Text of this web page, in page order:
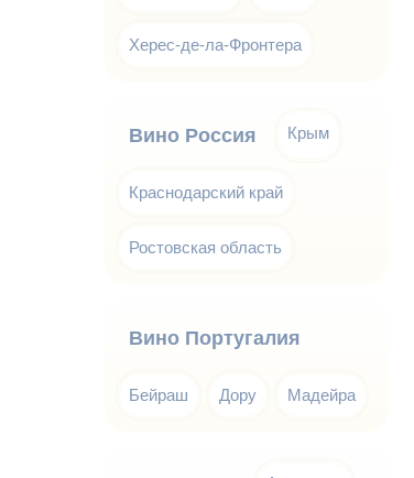
Херес-де-ла-Фронтера
Вино Россия Крым
Краснодарский край
Ростовская область
Вино Португалия
Бейраш Дору Мадейра